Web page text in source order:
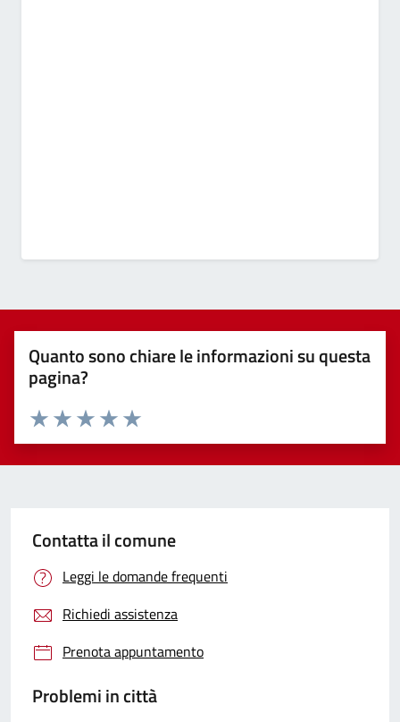
Quanto sono chiare le informazioni su questa
pagina?
Valuta 5 stelle su 5
Valuta 4 stelle su 5
Valuta 3 stelle su 5
Valuta 2 stelle su 5
Valuta 1 stelle su 5
Contatta il comune
Leggi le domande frequenti
Richiedi assistenza
Prenota appuntamento
Problemi in città